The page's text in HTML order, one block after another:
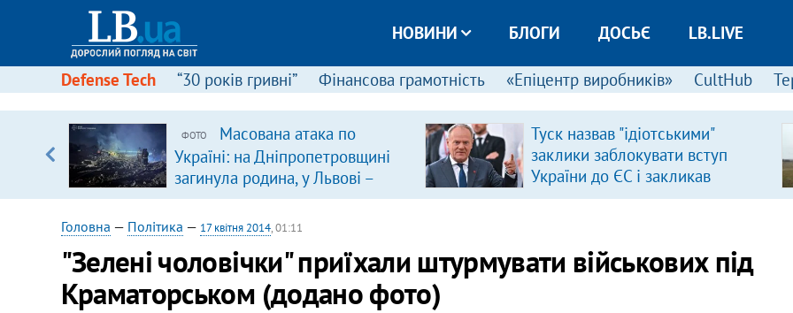
НОВИНИ БЛОГИ ДОСЬЄ LB.LIVE
Defense Tech “30 років гривні” Фінансова грамотність «Епіцентр виробників» CultHub
ФОТО
Масована атака по
Україні: на Дніпропетровщині
загинула родина, у Львові –
удар по багатоповерхівках
(доповнюється)
Туск назвав "ідіотськими"
заклики заблокувати вступ
України до ЄС і закликав
припинити антиукраїнську
Головна — Політика — 17 квітня 2014, 01:11
"Зелені чоловічки" приїхали штурмувати військових під
Краматорськом (додано фото)